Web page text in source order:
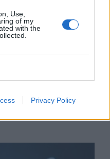
Use,
of my
with the
Privacy Policy